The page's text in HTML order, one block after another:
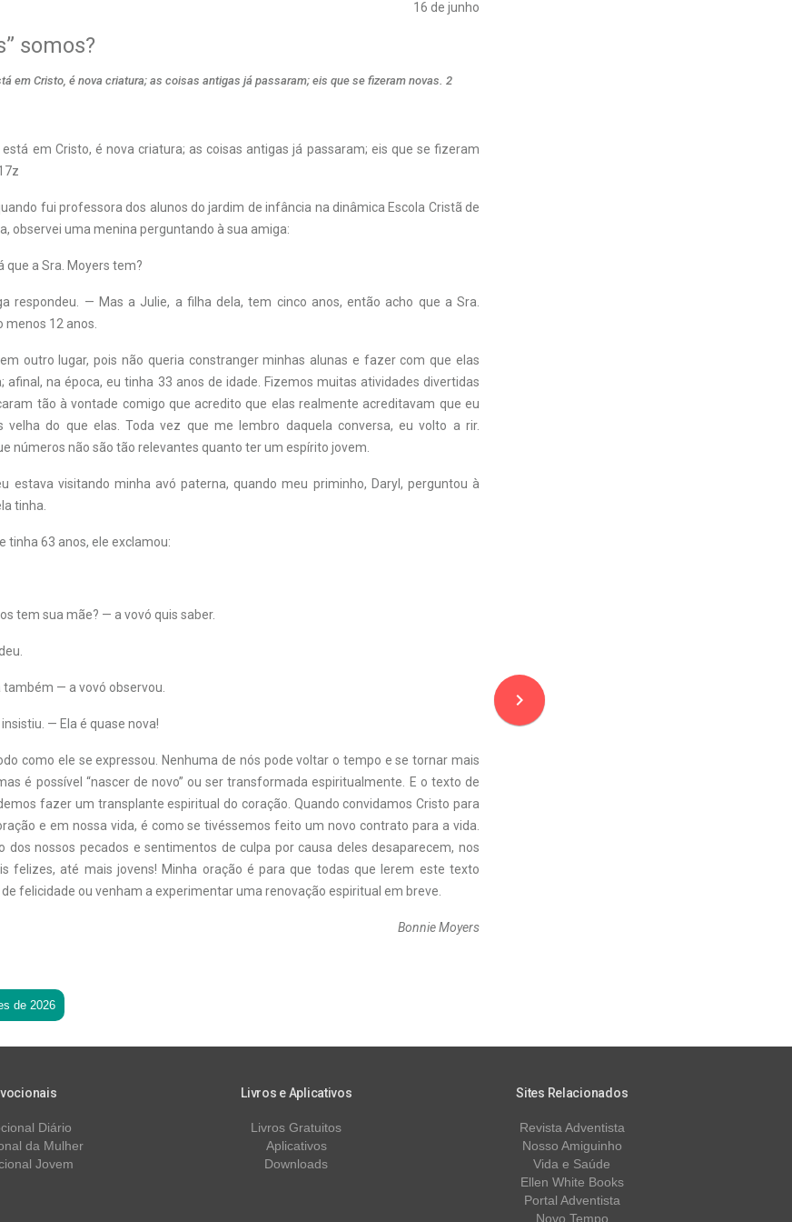
16 de junho
somos?
em Cristo, é nova criatura; as coisas antigas já passaram; eis que se fizeram novas. 2
está em Cristo, é nova criatura; as coisas antigas já passaram; eis que se fizeram
fui professora dos alunos do jardim de infância na dinâmica Escola Cristã de
observei uma menina perguntando à sua amiga:
que a Sra. Moyers tem?
respondeu. — Mas a Julie, a filha dela, tem cinco anos, então acho que a Sra.
menos 12 anos.
outro lugar, pois não queria constranger minhas alunas e fazer com que elas
afinal, na época, eu tinha 33 anos de idade. Fizemos muitas atividades divertidas
tão à vontade comigo que acredito que elas realmente acreditavam que eu
velha do que elas. Toda vez que me lembro daquela conversa, eu volto a rir.
números não são tão relevantes quanto ter um espírito jovem.
estava visitando minha avó paterna, quando meu priminho, Daryl, perguntou à
tinha.
tinha 63 anos, ele exclamou:
tem sua mãe? — a vovó quis saber.
— a vovó observou.
— Ela é quase nova!
como ele se expressou. Nenhuma de nós pode voltar o tempo e se tornar mais
é possível “nascer de novo” ou ser transformada espiritualmente. E o texto de
fazer um transplante espiritual do coração. Quando convidamos Cristo para
e em nossa vida, é como se tivéssemos feito um novo contrato para a vida.
dos nossos pecados e sentimentos de culpa por causa deles desaparecem, nos
felizes, até mais jovens! Minha oração é para que todas que lerem este texto
felicidade ou venham a experimentar uma renovação espiritual em breve.
Bonnie Moyers
de 2026
navigate_next
Diário
da Mulher
Jovem
Livros e Aplicativos
Livros Gratuitos
Aplicativos
Downloads
Sites Relacionados
Revista Adventista
Nosso Amiguinho
Vida e Saúde
Ellen White Books
Portal Adventista
Novo Tempo